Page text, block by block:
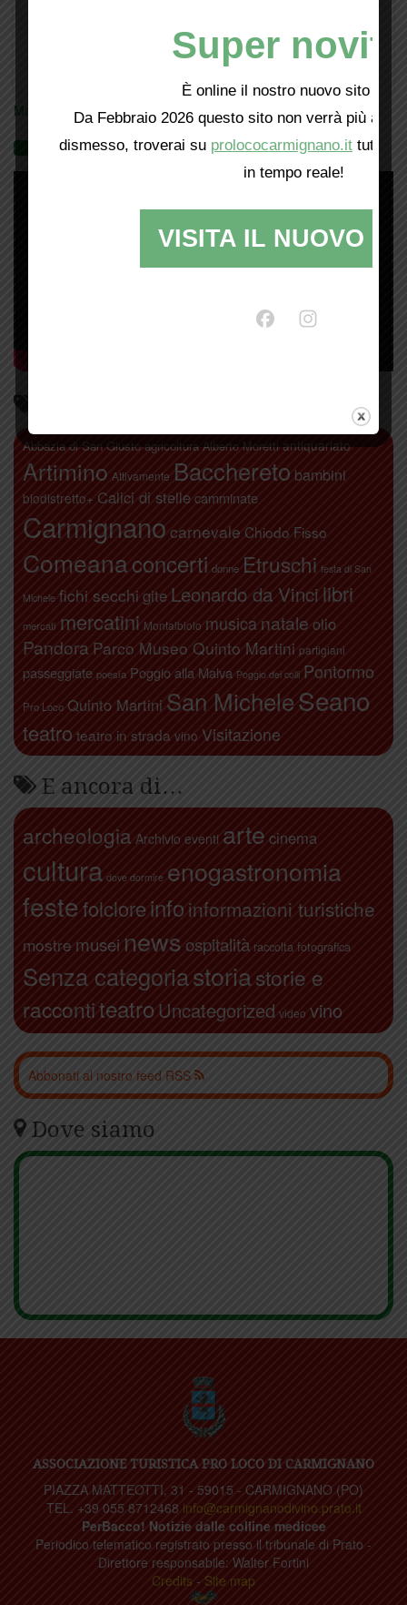
Mostra tutte le locandine
Videogallery
Abbazia di San Giusto agricoltura Alberto Moretti antiquariato
Artimino Attivamente Bacchereto bambini
biodistretto+ Calici di stellecamminate
Carmignano carnevale Chiodo Fisso
Comeanaconcerti donne Etruschi festa di San
Michele fichi secchi gite Leonardo da Vinci libri
mercati mercatini Montalbiolo musica natale olio
Pandora Parco Museo Quinto Martini partigiani
passeggiate poesia Poggio alla Malva Poggio dei colli Pontormo
Pro Loco Quinto Martini San MicheleSeano
teatro teatro in strada vino Visitazione
E ancora di…
archeologia Archivio eventi arte cinema
cultura dove dormire enogastronomia
festefolcloreinfo informazioni turistiche
mostre musei news ospitalità raccolta fotografica
Senza categoriastoriastorie e
raccontiteatro Uncategorized video vino
Abbonati al nostro feed RSS
Dove siamo
ASSOCIAZIONE TURISTICA PRO LOCO DI CARMIGNANO
PIAZZA MATTEOTTI, 31 - 59015 - CARMIGNANO (PO)
TEL. +39 055 8712468 info@carmignanodivino.prato.it
PerBacco! Notizie dalle colline medicee
Periodico telematico registrato presso il tribunale di Prato -
Direttore responsabile: Walter Fortini
Credits - Site map
Super
È online il nostro nuovo sito web!
Da Febbraio 2026 questo sito non verrà più
dismesso, troverai su prolococarmignano.it tutti i
in tempo reale!
VISITA IL NUOVO